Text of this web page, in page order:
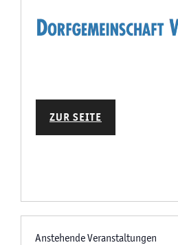
ZUR SEITE
Anstehende Veranstaltungen